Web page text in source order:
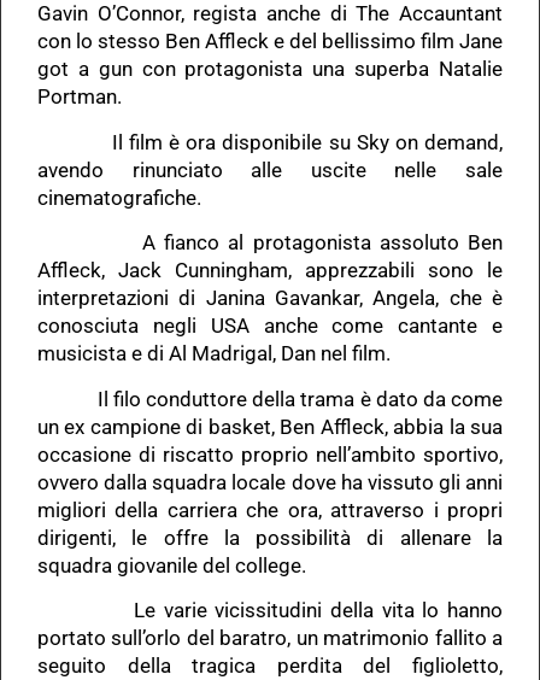
Gavin O’Connor, regista anche di The Accauntant
con lo stesso Ben Affleck e del bellissimo film Jane
got a gun con protagonista una superba Natalie
Portman.
Il film è ora disponibile su Sky on demand,
avendo rinunciato alle uscite nelle sale
cinematografiche.
A fianco al protagonista assoluto Ben
Affleck, Jack Cunningham, apprezzabili sono le
interpretazioni di Janina Gavankar, Angela, che è
conosciuta negli USA anche come cantante e
musicista e di Al Madrigal, Dan nel film.
Il filo conduttore della trama è dato da come
un ex campione di basket, Ben Affleck, abbia la sua
occasione di riscatto proprio nell’ambito sportivo,
ovvero dalla squadra locale dove ha vissuto gli anni
migliori della carriera che ora, attraverso i propri
dirigenti, le offre la possibilità di allenare la
squadra giovanile del college.
Le varie vicissitudini della vita lo hanno
portato sull’orlo del baratro, un matrimonio fallito a
seguito della tragica perdita del figlioletto,